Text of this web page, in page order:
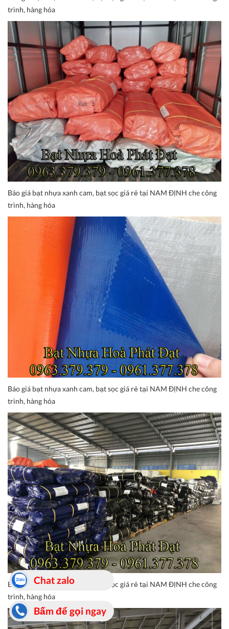
trình, hàng hóa
Báo giá bạt nhựa xanh cam, bạt sọc giá rẻ tại NAM ĐỊNH che công
trình, hàng hóa
Báo giá bạt nhựa xanh cam, bạt sọc giá rẻ tại NAM ĐỊNH che công
trình, hàng hóa
Báo giá bạt nhựa xanh cam, bạt sọc giá rẻ tại NAM ĐỊNH che công
trình, hàng hóa
Bấm để gọi ngay
Chat zalo